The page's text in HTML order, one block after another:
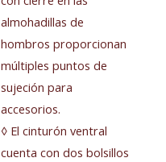
almohadillas de
hombros proporcionan
múltiples puntos de
sujeción para
accesorios.
◊ El cinturón ventral
cuenta con dos bolsillos